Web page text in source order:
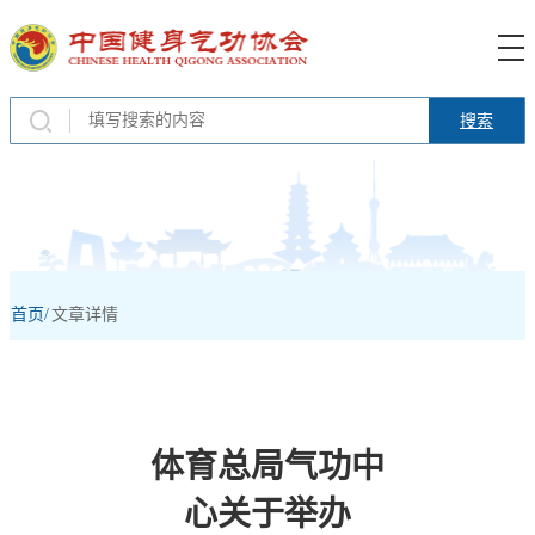
搜索
首页/文章详情
体育总局气功中
心关于举办